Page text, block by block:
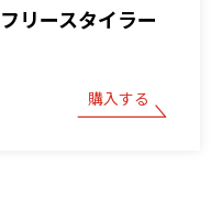
リースタイラー
購入する